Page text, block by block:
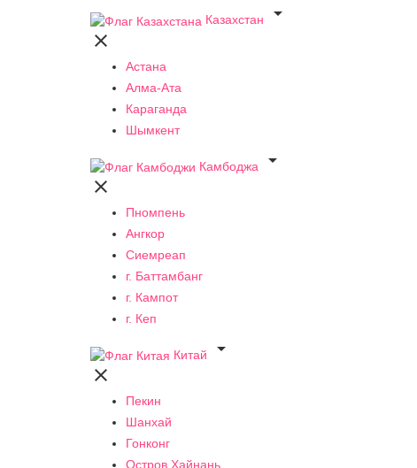
Казахстан


Астана
Алма-Ата
Караганда
Шымкент
Камбоджа


Пномпень
Ангкор
Сиемреап
г. Баттамбанг
г. Кампот
г. Кеп
Китай


Пекин
Шанхай
Гонконг
Остров Хайнань